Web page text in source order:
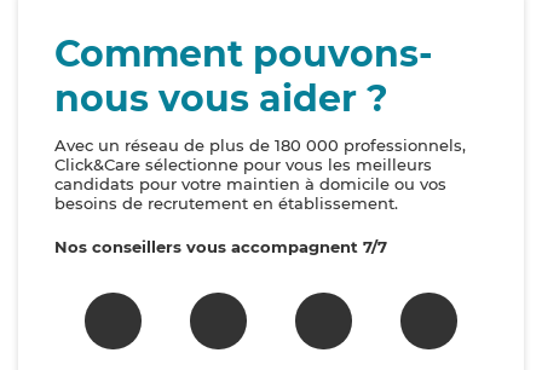
Comment pouvons-
nous vous aider ?
Avec un réseau de plus de 180 000 professionnels,
Click&Care sélectionne pour vous les meilleurs
candidats pour votre maintien à domicile ou vos
besoins de recrutement en établissement.
Nos conseillers vous accompagnent 7/7